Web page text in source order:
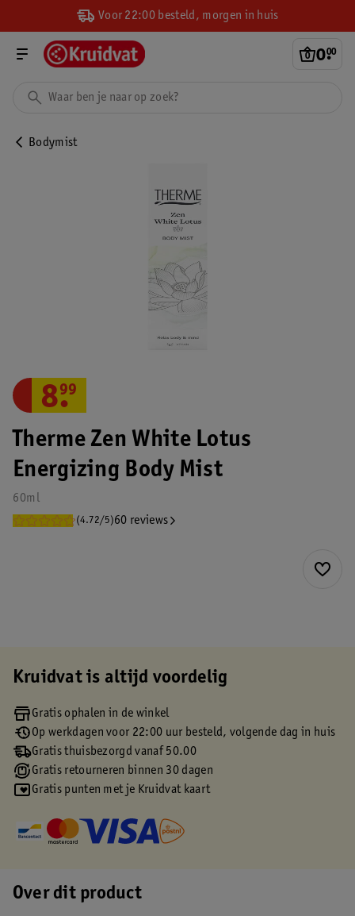
Voor 22:00 besteld, morgen in huis
0.
00
Bodymist
Therme Zen White Lotus
Energizing Body Mist
60ml
(4.72/5)60 reviews
8.
99
Kruidvat is altijd voordelig
Gratis ophalen in de winkel
Op werkdagen voor 22:00 uur besteld, volgende dag in huis
Gratis thuisbezorgd vanaf 50.00
Gratis retourneren binnen 30 dagen
Gratis punten met je Kruidvat kaart
Over dit product